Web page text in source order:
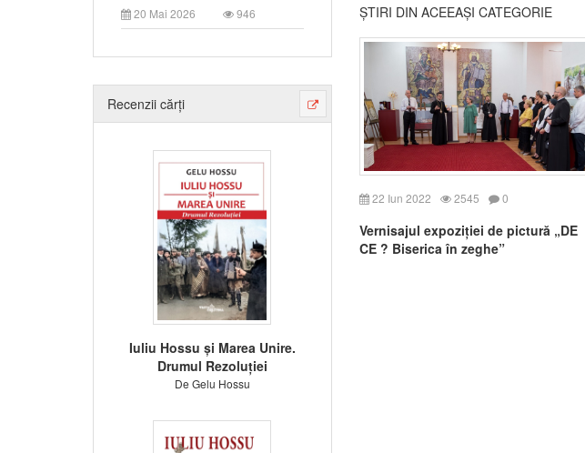
20 Mai 2026 946
Recenzii cărți
Iuliu Hossu și Marea Unire.
Drumul Rezoluției
De Gelu Hossu
ȘTIRI DIN ACEEAȘI CATEGORIE
22 Iun 2022 2545 0
Vernisajul expoziției de pictură „DE
CE ? Biserica în zeghe”